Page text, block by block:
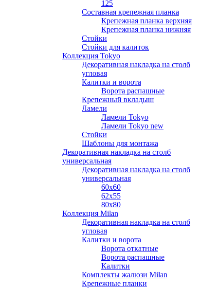
125
Составная крепежная планка
Крепежная планка верхняя
Крепежная планка нижняя
Стойки
Стойки для калиток
Коллекция Tokyo
Декоративная накладка на столб
угловая
Калитки и ворота
Ворота распашные
Крепежный вкладыш
Ламели
Ламели Tokyo
Ламели Tokyo new
Стойки
Шаблоны для монтажа
Декоративная накладка на столб
универсальная
Декоративная накладка на столб
универсальная
60х60
62х55
80х80
Коллекция Milan
Декоративная накладка на столб
угловая
Калитки и ворота
Ворота откатные
Ворота распашные
Калитки
Комплекты жалюзи Milan
Крепежные планки